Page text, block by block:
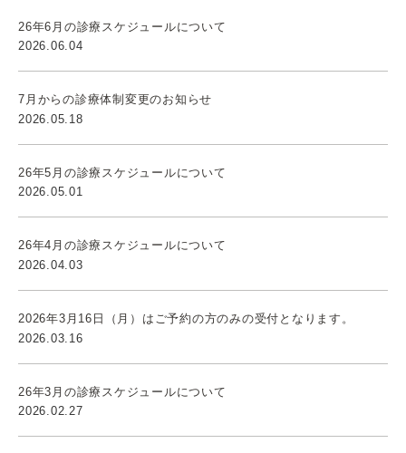
26年6月の診療スケジュールについて
2026.06.04
7月からの診療体制変更のお知らせ
2026.05.18
26年5月の診療スケジュールについて
2026.05.01
26年4月の診療スケジュールについて
2026.04.03
2026年3月16日（月）はご予約の方のみの受付となります。
2026.03.16
26年3月の診療スケジュールについて
2026.02.27